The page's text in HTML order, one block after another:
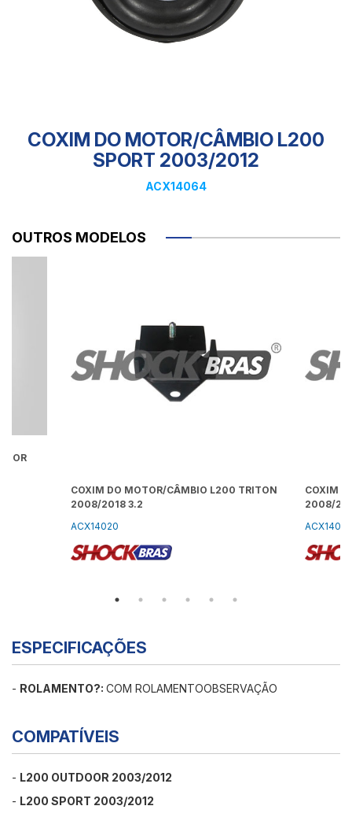
COXIM DO MOTOR/CÂMBIO L200
SPORT 2003/2012
ACX14064
OUTROS MODELOS
COXIM DO MOTOR/CÂMBIO L200 TRITON
2008/2018 3.2
ACX14020
COXIM
2008/
ACX14019
ESPECIFICAÇÕES
- ROLAMENTO?: COM ROLAMENTOOBSERVAÇÃO
COMPATÍVEIS
- L200 OUTDOOR 2003/2012
- L200 SPORT 2003/2012